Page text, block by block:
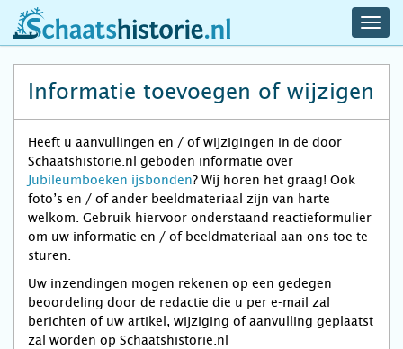
schaatshistorie.nl
Informatie toevoegen of wijzigen
Heeft u aanvullingen en / of wijzigingen in de door
Schaatshistorie.nl geboden informatie over
Jubileumboeken ijsbonden? Wij horen het graag! Ook
foto’s en / of ander beeldmateriaal zijn van harte
welkom. Gebruik hiervoor onderstaand reactieformulier
om uw informatie en / of beeldmateriaal aan ons toe te
sturen.
Uw inzendingen mogen rekenen op een gedegen
beoordeling door de redactie die u per e-mail zal
berichten of uw artikel, wijziging of aanvulling geplaatst
zal worden op Schaatshistorie.nl